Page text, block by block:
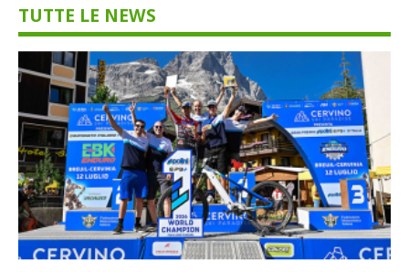
TUTTE LE NEWS